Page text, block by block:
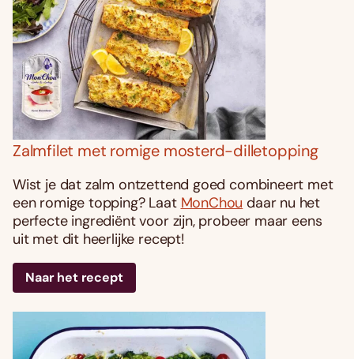
Zalmfilet met romige mosterd-dilletopping
Wist je dat zalm ontzettend goed combineert met
een romige topping? Laat MonChou daar nu het
perfecte ingrediënt voor zijn, probeer maar eens
uit met dit heerlijke recept!
Naar het recept